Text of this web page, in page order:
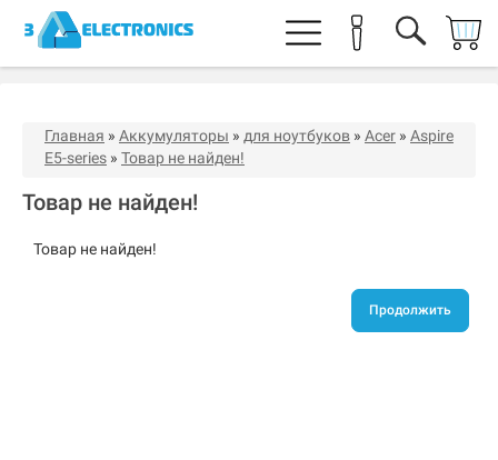
Главная » Аккумуляторы » для ноутбуков » Acer » Aspire
E5-series » Товар не найден!
Товар не найден!
Товар не найден!
Продолжить